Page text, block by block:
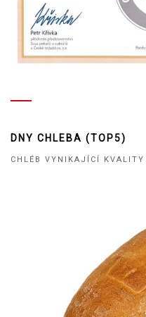
DNY CHLEBA (TOP5)
CHLÉB VYNIKAJÍCÍ